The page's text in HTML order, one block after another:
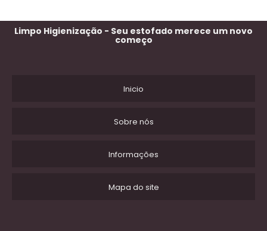
Limpo Higienização - Seu estofado merece um novo
começo
Inicio
Sobre nós
Informações
Mapa do site